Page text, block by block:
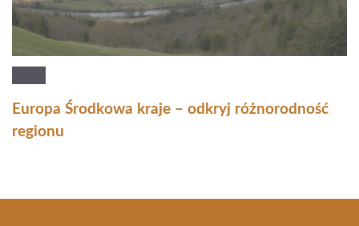
Europa Środkowa kraje – odkryj różnorodność
regionu